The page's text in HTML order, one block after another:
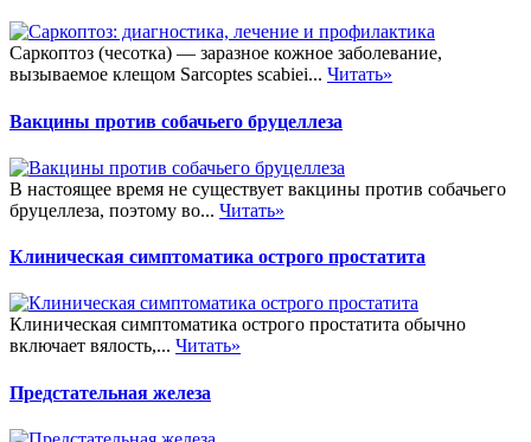
Саркоптоз (чесотка) — заразное кожное заболевание,
вызываемое клещом Sarcoptes scabiei... Читать»
Вакцины против собачьего бруцеллеза
В настоящее время не существует вакцины против собачьего
бруцеллеза, поэтому во... Читать»
Клиническая симптоматика острого простатита
Клиническая симптоматика острого простатита обычно
включает вялость,... Читать»
Предстательная железа